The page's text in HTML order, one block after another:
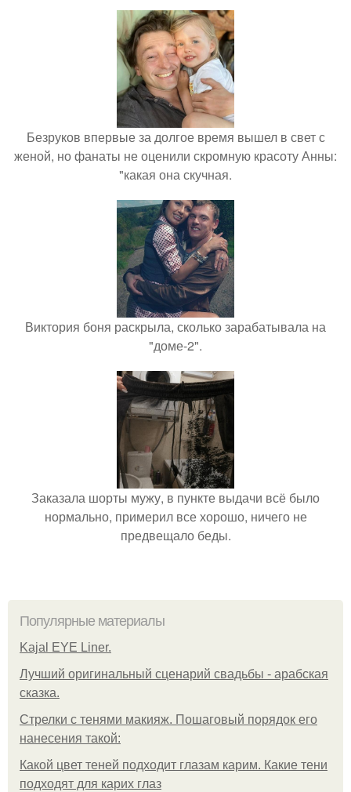
Безруков впервые за долгое время вышел в свет с
женой, но фанаты не оценили скромную красоту Анны:
"какая она скучная.
Виктория боня раскрыла, сколько зарабатывала на
"доме-2".
Заказала шорты мужу, в пункте выдачи всё было
нормально, примерил все хорошо, ничего не
предвещало беды.
Популярные материалы
Kajal EYE Liner.
Лучший оригинальный сценарий свадьбы - арабская
сказка.
Стрелки с тенями макияж. Пошаговый порядок его
нанесения такой:
Какой цвет теней подходит глазам карим. Какие тени
подходят для карих глаз